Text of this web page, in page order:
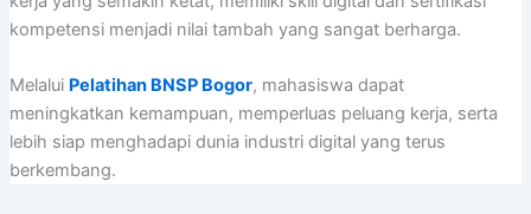
kompetensi menjadi nilai tambah yang sangat berharga.
Melalui Pelatihan BNSP Bogor, mahasiswa dapat
meningkatkan kemampuan, memperluas peluang kerja, serta
lebih siap menghadapi dunia industri digital yang terus
berkembang.